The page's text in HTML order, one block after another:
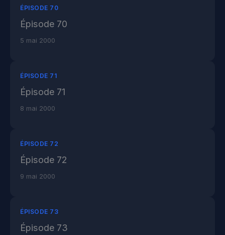
ÉPISODE 70
Épisode 70
5 mai 2000
ÉPISODE 71
Épisode 71
8 mai 2000
ÉPISODE 72
Épisode 72
9 mai 2000
ÉPISODE 73
Épisode 73